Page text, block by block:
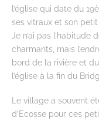
l’église qui date du
ses vitraux et son
Je n’ai pas
charmants, mais
bord de la rivière et
l’église à la fin du
Le village a souvent
d’Ecosse pour ces